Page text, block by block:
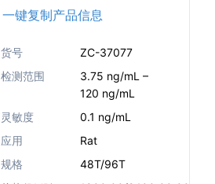
一键复制产品信息
货号
ZC-37077
检测范围
3.75 ng/mL –
120 ng/mL
灵敏度
0.1 ng/mL
应用
Rat
规格
48T/96T